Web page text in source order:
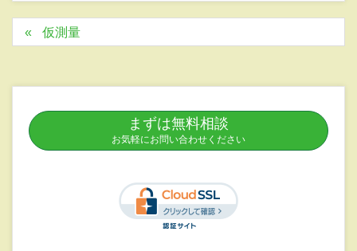
仮測量
まずは無料相談
お気軽にお問い合わせください